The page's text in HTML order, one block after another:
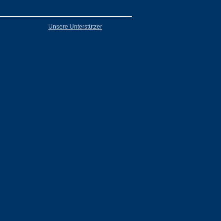
Unsere Unterstützer